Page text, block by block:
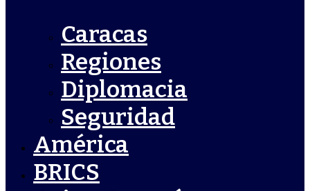
Caracas
Regiones
Diplomacia
Seguridad
América
BRICS